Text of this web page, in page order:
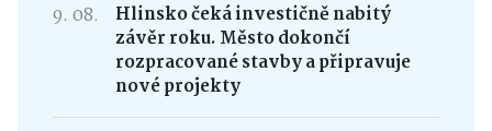
9. 08.
Hlinsko čeká investičně nabitý
závěr roku. Město dokončí
rozpracované stavby a připravuje
nové projekty